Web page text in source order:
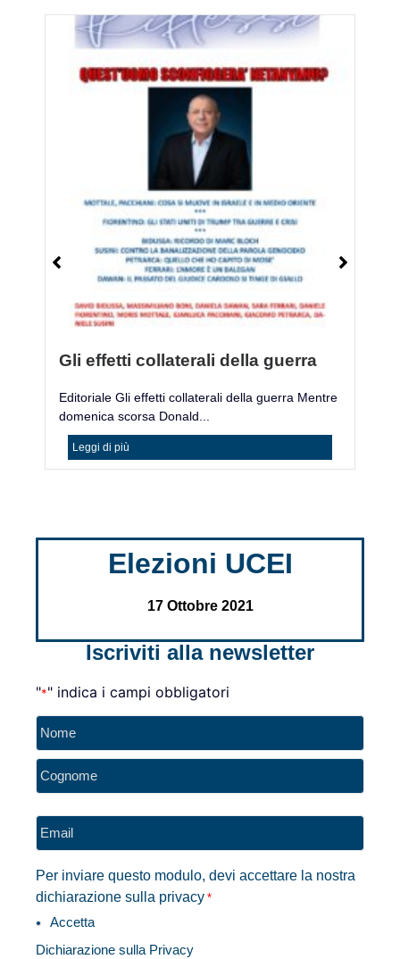
Gli effetti collaterali della guerra
Editoriale Gli effetti collaterali della guerra Mentre
domenica scorsa Donald...
Leggi di più
Elezioni UCEI
17 Ottobre 2021
Iscriviti alla newsletter
"*" indica i campi obbligatori
Nome
*
Email
*
Per inviare questo modulo, devi accettare la nostra
dichiarazione sulla privacy *
Accetta
Dichiarazione sulla Privacy